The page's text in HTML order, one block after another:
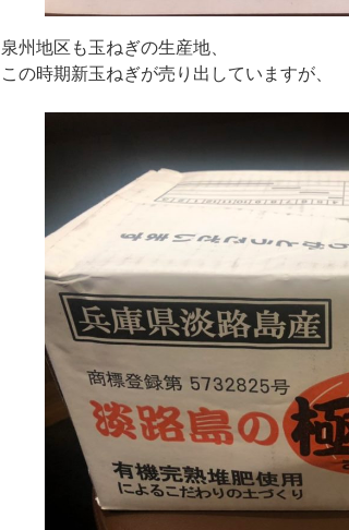
泉州地区も玉ねぎの生産地、
この時期新玉ねぎが売り出していますが、